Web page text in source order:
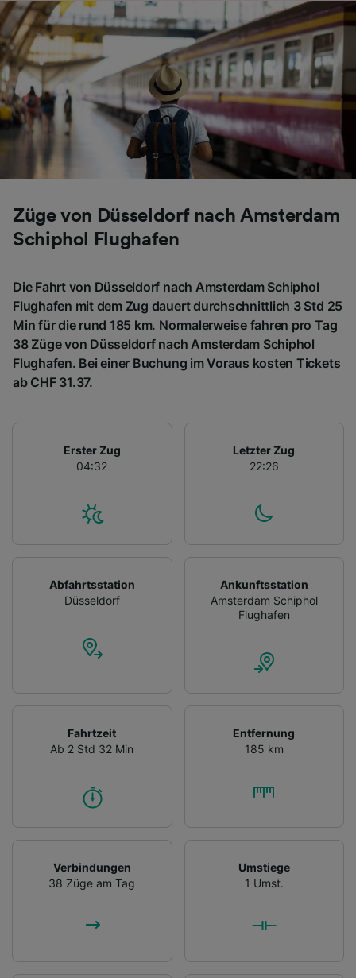
Züge von Düsseldorf nach Amsterdam
Schiphol Flughafen
Die Fahrt von Düsseldorf nach Amsterdam Schiphol
Flughafen mit dem Zug dauert durchschnittlich 3 Std 25
Min für die rund 185 km. Normalerweise fahren pro Tag
38 Züge von Düsseldorf nach Amsterdam Schiphol
Flughafen. Bei einer Buchung im Voraus kosten Tickets
ab CHF 31.37.
Erster Zug
04:32
Letzter Zug
22:26
Abfahrtsstation
Düsseldorf
Ankunftsstation
Amsterdam Schiphol
Flughafen
Fahrtzeit
Ab 2 Std 32 Min
Entfernung
185 km
Verbindungen
38 Züge am Tag
Umstiege
1 Umst.
von Werbeleistung und der Performance von
Inhalten, Zielgruppenforschung sowie
Entwicklung und Verbesserung von
Angeboten.
Liste der Partner (Lieferanten)